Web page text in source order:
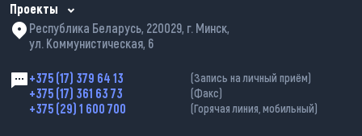
Проекты
Республика Беларусь, 220029, г. Минск,
ул. Коммунистическая, 6
+375 (17) 379 64 13 (Запись на личный приём)
+375 (17) 361 63 73 (Факс)
+375 (29) 1 600 700 (Горячая линия, мобильный)